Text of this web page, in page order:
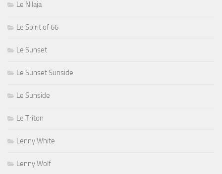
Le Nilaja
Le Spirit of 66
Le Sunset
Le Sunset Sunside
Le Sunside
Le Triton
Lenny White
Lenny Wolf